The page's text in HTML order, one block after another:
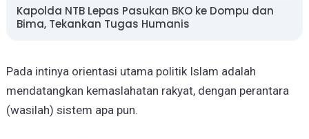
Kapolda NTB Lepas Pasukan BKO ke Dompu dan
Bima, Tekankan Tugas Humanis
Pada intinya orientasi utama politik Islam adalah
mendatangkan kemaslahatan rakyat, dengan perantara
(wasilah) sistem apa pun.